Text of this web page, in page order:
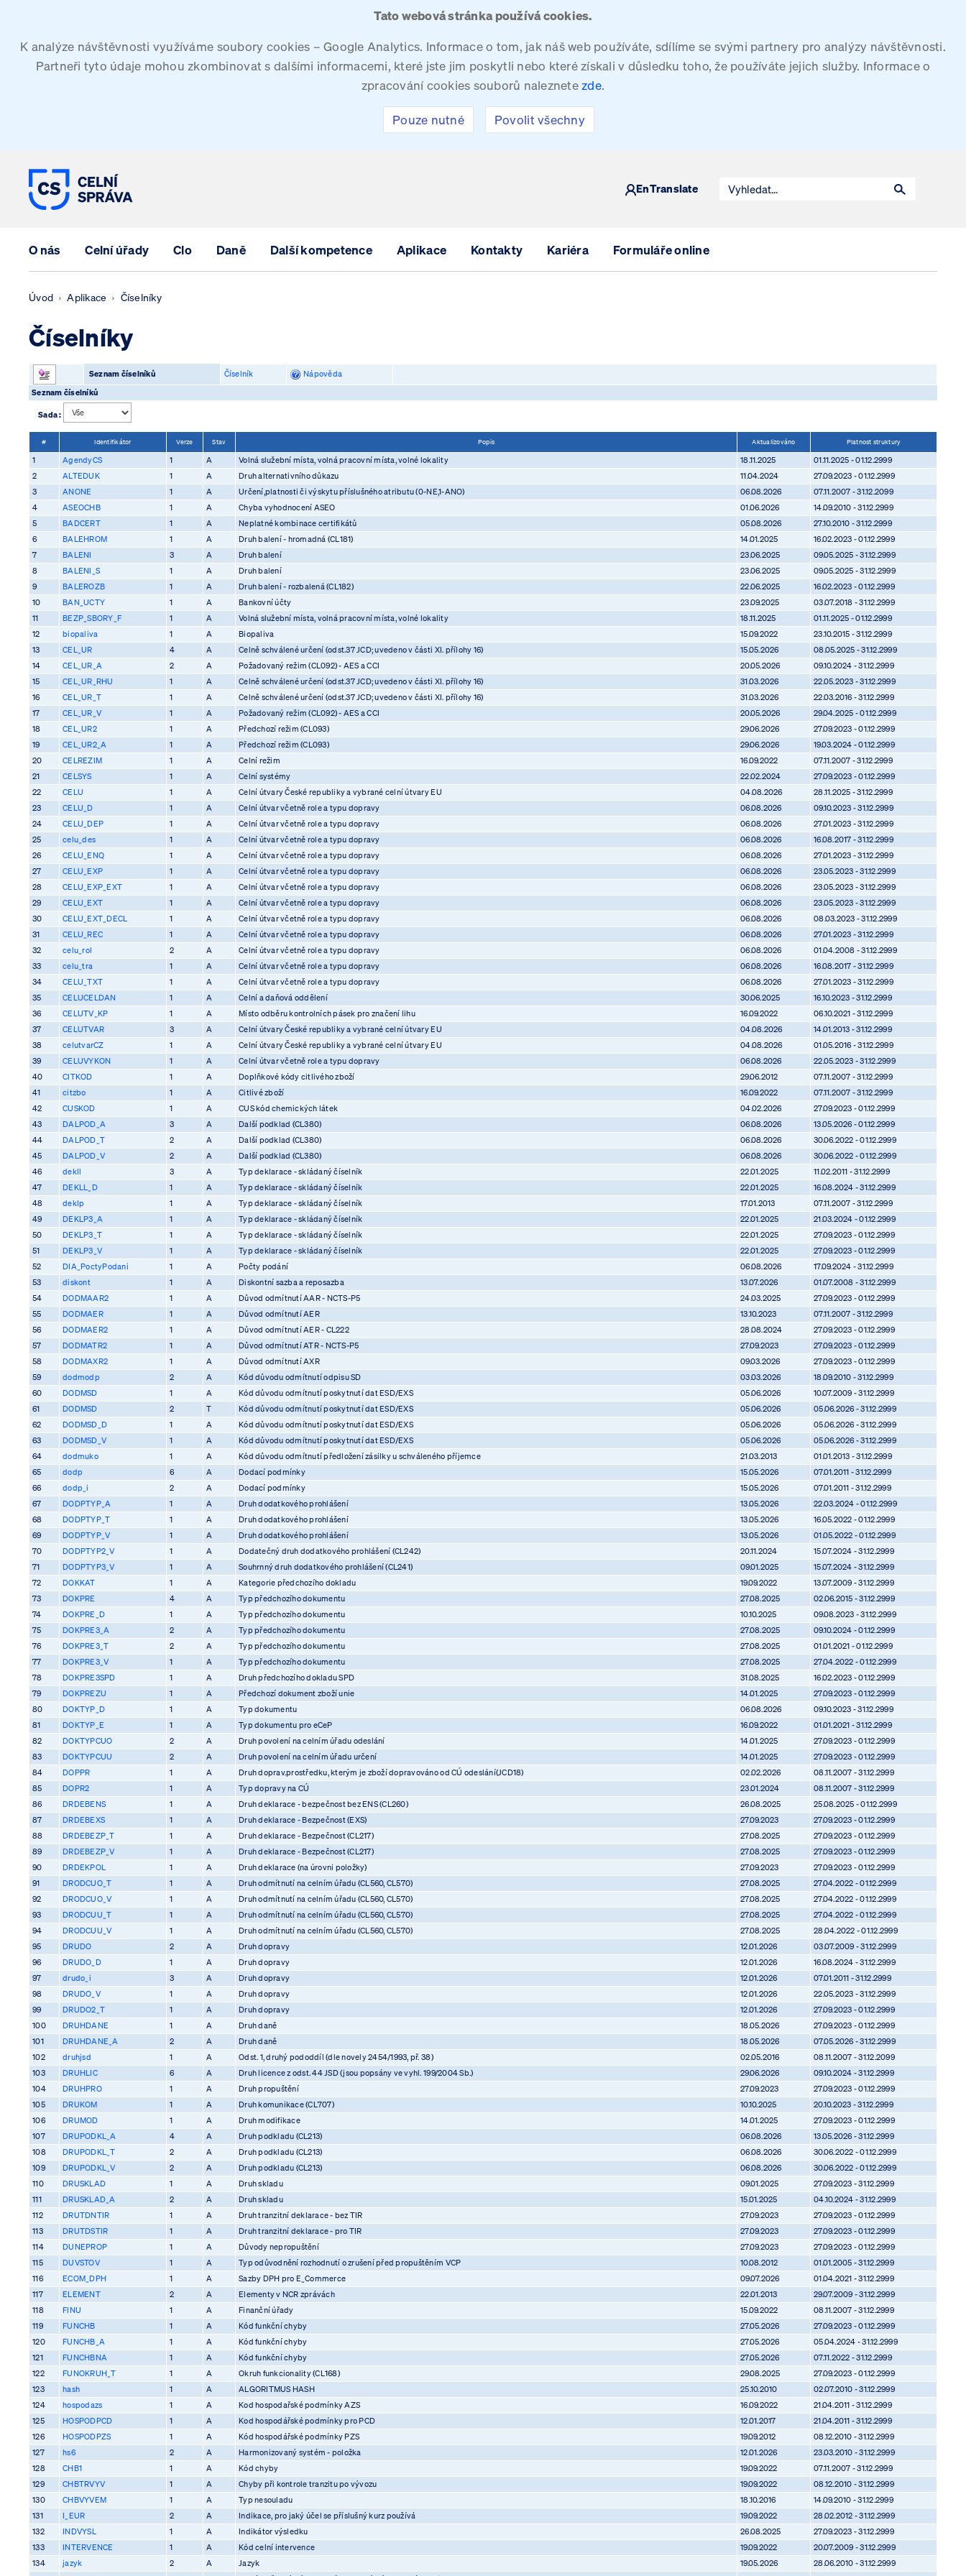
Tato webová stránka používá cookies.
K analýze návštěvnosti využíváme soubory cookies – Google Analytics. Informace o tom, jak náš web používáte, sdílíme se svými partnery pro analýzy návštěvnosti.
Partneři tyto údaje mohou zkombinovat s dalšími informacemi, které jste jim poskytli nebo které získali v důsledku toho, že používáte jejich služby. Informace o
zpracování cookies souborů naleznetezde.
Pouze nutné Povolit všechny
EnTranslate
O nás Celní úřady Clo Daně Další kompetence Aplikace Kontakty Kariéra Formuláře online
Úvod Aplikace Číselníky
Číselníky
Seznam číselníků Číselník
Nápověda
Seznam číselníků
Sada :
# Identifikátor Verze Stav Popis Aktualizováno Platnost struktury
1 AgendyCS 1 A Volná služební místa, volná pracovní místa, volné lokality 18.11.2025
01.11.2025 - 01.12.2999
2
ALTEDUK 1 A Druh alternativního důkazu 11.04.2024
27.09.2023 - 01.12.2999
3
ANONE 1 A Určení,platnosti či výskytu příslušného atributu (0-NE,1-ANO) 06.08.2026
07.11.2007 - 31.12.2099
4
ASEOCHB 1 A Chyba vyhodnocení ASEO 01.06.2026
14.09.2010 - 31.12.2999
5
BADCERT 1 A Neplatné kombinace certifikátů 05.08.2026
27.10.2010 - 31.12.2999
6
BALEHROM 1 A Druh balení - hromadná (CL181) 14.01.2025
16.02.2023 - 01.12.2999
7
BALENI 3 A Druh balení 23.06.2025
09.05.2025 - 31.12.2999
8
BALENI_S 1 A Druh balení 23.06.2025
09.05.2025 - 31.12.2999
9
BALEROZB 1 A Druh balení - rozbalená (CL182) 22.06.2025
16.02.2023 - 01.12.2999
10
BAN_UCTY 1 A Bankovní účty 23.09.2025
03.07.2018 - 31.12.2999
11
BEZP_SBORY_F 1 A Volná služební místa, volná pracovní místa, volné lokality 18.11.2025
01.11.2025 - 01.12.2999
12
biopaliva 1 A Biopaliva 15.09.2022
23.10.2015 - 31.12.2999
13
CEL_UR 4 A Celně schválené určení (odst.37 JCD; uvedeno v části XI. přílohy 16) 15.05.2026
08.05.2025 - 31.12.2999
14
CEL_UR_A 2 A Požadovaný režim (CL092) - AES a CCI 20.05.2026
09.10.2024 - 31.12.2999
15
CEL_UR_RHU 1 A Celně schválené určení (odst.37 JCD; uvedeno v části XI. přílohy 16) 31.03.2026
22.05.2023 - 31.12.2999
16
CEL_UR_T 1 A Celně schválené určení (odst.37 JCD; uvedeno v části XI. přílohy 16) 31.03.2026
22.03.2016 - 31.12.2999
17
CEL_UR_V 1 A Požadovaný režim (CL092) - AES a CCI 20.05.2026
29.04.2025 - 01.12.2999
18
CEL_UR2 1 A Předchozí režim (CL093) 29.06.2026
27.09.2023 - 01.12.2999
19
CEL_UR2_A 1 A Předchozí režim (CL093) 29.06.2026
19.03.2024 - 01.12.2999
20
CELREZIM 1 A Celní režim 16.09.2022
07.11.2007 - 31.12.2999
21
CELSYS 1 A Celní systémy 22.02.2024
27.09.2023 - 01.12.2999
22
CELU 1 A Celní útvary České republiky a vybrané celní útvary EU 04.08.2026
28.11.2025 - 31.12.2999
23
CELU_D 1 A Celní útvar včetně role a typu dopravy 06.08.2026
09.10.2023 - 31.12.2999
24
CELU_DEP 1 A Celní útvar včetně role a typu dopravy 06.08.2026
27.01.2023 - 31.12.2999
25
celu_des 1 A Celní útvar včetně role a typu dopravy 06.08.2026
16.08.2017 - 31.12.2999
26
CELU_ENQ 1 A Celní útvar včetně role a typu dopravy 06.08.2026
27.01.2023 - 31.12.2999
27
CELU_EXP 1 A Celní útvar včetně role a typu dopravy 06.08.2026
23.05.2023 - 31.12.2999
28
CELU_EXP_EXT 1 A Celní útvar včetně role a typu dopravy 06.08.2026
23.05.2023 - 31.12.2999
29
CELU_EXT 1 A Celní útvar včetně role a typu dopravy 06.08.2026
23.05.2023 - 31.12.2999
30
CELU_EXT_DECL 1 A Celní útvar včetně role a typu dopravy 06.08.2026
08.03.2023 - 31.12.2999
31
CELU_REC 1 A Celní útvar včetně role a typu dopravy 06.08.2026
27.01.2023 - 31.12.2999
32
celu_rol 2 A Celní útvar včetně role a typu dopravy 06.08.2026
01.04.2008 - 31.12.2999
33
celu_tra 1 A Celní útvar včetně role a typu dopravy 06.08.2026
16.08.2017 - 31.12.2999
34
CELU_TXT 1 A Celní útvar včetně role a typu dopravy 06.08.2026
27.01.2023 - 31.12.2999
35
CELUCELDAN 1 A Celní a daňová oddělení 30.06.2025
16.10.2023 - 31.12.2999
36
CELUTV_KP 1 A Místo odběru kontrolních pásek pro značení lihu 16.09.2022
06.10.2021 - 31.12.2999
37
CELUTVAR 3 A Celní útvary České republiky a vybrané celní útvary EU 04.08.2026
14.01.2013 - 31.12.2999
38
celutvarCZ 1 A Celní útvary České republiky a vybrané celní útvary EU 04.08.2026
01.05.2016 - 31.12.2999
39
CELUVYKON 1 A Celní útvar včetně role a typu dopravy 06.08.2026
22.05.2023 - 31.12.2999
40
CITKOD 1 A Doplňkové kódy citlivého zboží 29.06.2012
07.11.2007 - 31.12.2999
41
citzbo 1 A Citlivé zboží 16.09.2022
07.11.2007 - 31.12.2999
42
CUSKOD 1 A CUS kód chemických látek 04.02.2026
27.09.2023 - 01.12.2999
43
DALPOD_A 3 A Další podklad (CL380) 06.08.2026
13.05.2026 - 01.12.2999
44
DALPOD_T 2 A Další podklad (CL380) 06.08.2026
30.06.2022 - 01.12.2999
45
DALPOD_V 2 A Další podklad (CL380) 06.08.2026
30.06.2022 - 01.12.2999
46
dekll 3 A Typ deklarace - skládaný číselník 22.01.2025
11.02.2011 - 31.12.2999
47
DEKLL_D 1 A Typ deklarace - skládaný číselník 22.01.2025
16.08.2024 - 31.12.2999
48
deklp 1 A Typ deklarace - skládaný číselník 17.01.2013
07.11.2007 - 31.12.2999
49
DEKLP3_A 1 A Typ deklarace - skládaný číselník 22.01.2025
21.03.2024 - 01.12.2999
50
DEKLP3_T 1 A Typ deklarace - skládaný číselník 22.01.2025
27.09.2023 - 01.12.2999
51
DEKLP3_V 1 A Typ deklarace - skládaný číselník 22.01.2025
27.09.2023 - 01.12.2999
52
DIA_PoctyPodani 1 A Počty podání 06.08.2026
17.09.2024 - 31.12.2999
53
diskont 1 A Diskontní sazba a reposazba 13.07.2026
01.07.2008 - 31.12.2999
54
DODMAAR2 1 A Důvod odmítnutí AAR - NCTS-P5 24.03.2025
27.09.2023 - 01.12.2999
55
DODMAER 1 A Důvod odmítnutí AER 13.10.2023
07.11.2007 - 31.12.2999
56
DODMAER2 1 A Důvod odmítnutí AER - CL222 28.08.2024
27.09.2023 - 01.12.2999
57
DODMATR2 1 A Důvod odmítnutí ATR - NCTS-P5 27.09.2023
27.09.2023 - 01.12.2999
58
DODMAXR2 1 A Důvod odmítnutí AXR 09.03.2026
27.09.2023 - 01.12.2999
59
dodmodp 2 A Kód důvodu odmítnutí odpisu SD 03.03.2026
18.09.2010 - 31.12.2999
60
DODMSD 1 A Kód důvodu odmítnutí poskytnutí dat ESD/EXS 05.06.2026
10.07.2009 - 31.12.2999
61
DODMSD 2 T Kód důvodu odmítnutí poskytnutí dat ESD/EXS 05.06.2026
05.06.2026 - 31.12.2999
62
DODMSD_D 1 A Kód důvodu odmítnutí poskytnutí dat ESD/EXS 05.06.2026
05.06.2026 - 31.12.2999
63
DODMSD_V 1 A Kód důvodu odmítnutí poskytnutí dat ESD/EXS 05.06.2026
05.06.2026 - 31.12.2999
64
dodmuko 1 A Kód důvodu odmítnutí předložení zásilky u schváleného příjemce 21.03.2013
01.01.2013 - 31.12.2999
65
dodp 6 A Dodací podmínky 15.05.2026
07.01.2011 - 31.12.2999
66
dodp_i 2 A Dodací podmínky 15.05.2026
07.01.2011 - 31.12.2999
67
DODPTYP_A 1 A Druh dodatkového prohlášení 13.05.2026
22.03.2024 - 01.12.2999
68
DODPTYP_T 1 A Druh dodatkového prohlášení 13.05.2026
16.05.2022 - 01.12.2999
69
DODPTYP_V 1 A Druh dodatkového prohlášení 13.05.2026
01.05.2022 - 01.12.2999
70
DODPTYP2_V 1 A Dodatečný druh dodatkového prohlášení (CL242) 20.11.2024
15.07.2024 - 31.12.2999
71
DODPTYP3_V 1 A Souhrnný druh dodatkového prohlášení (CL241) 09.01.2025
15.07.2024 - 31.12.2999
72
DOKKAT 1 A Kategorie předchozího dokladu 19.09.2022
13.07.2009 - 31.12.2999
73
DOKPRE 4 A Typ předchozího dokumentu 27.08.2025
02.06.2015 - 31.12.2999
74
DOKPRE_D 1 A Typ předchozího dokumentu 10.10.2025
09.08.2023 - 31.12.2999
75
DOKPRE3_A 2 A Typ předchozího dokumentu 27.08.2025
09.10.2024 - 01.12.2999
76
DOKPRE3_T 2 A Typ předchozího dokumentu 27.08.2025
01.01.2021 - 01.12.2999
77
DOKPRE3_V 1 A Typ předchozího dokumentu 27.08.2025
27.04.2022 - 01.12.2999
78
DOKPRE3SPD 1 A Druh předchozího dokladu SPD 31.08.2025
16.02.2023 - 01.12.2999
79
DOKPREZU 1 A Předchozí dokument zboží unie 14.01.2025
27.09.2023 - 01.12.2999
80
DOKTYP_D 1 A Typ dokumentu 06.08.2026
09.10.2023 - 31.12.2999
81
DOKTYP_E 1 A Typ dokumentu pro eCeP 16.09.2022
01.01.2021 - 31.12.2999
82
DOKTYPCUO 2 A Druh povolení na celním úřadu odeslání 14.01.2025
27.09.2023 - 01.12.2999
83
DOKTYPCUU 2 A Druh povolení na celním úřadu určení 14.01.2025
27.09.2023 - 01.12.2999
84
DOPPR 1 A Druh doprav.prostředku, kterým je zboží dopravováno od CÚ odeslání(JCD18) 02.02.2026
08.11.2007 - 31.12.2999
85
DOPR2 1 A Typ dopravy na CÚ 23.01.2024
08.11.2007 - 31.12.2999
86
DRDEBENS 1 A Druh deklarace - bezpečnost bez ENS (CL260) 26.08.2025
25.08.2025 - 01.12.2999
87
DRDEBEXS 1 A Druh deklarace - Bezpečnost (EXS) 27.09.2023
27.09.2023 - 01.12.2999
88
DRDEBEZP_T 1 A Druh deklarace - Bezpečnost (CL217) 27.08.2025
27.09.2023 - 01.12.2999
89
DRDEBEZP_V 1 A Druh deklarace - Bezpečnost (CL217) 27.08.2025
27.09.2023 - 01.12.2999
90
DRDEKPOL 1 A Druh deklarace (na úrovni položky) 27.09.2023
27.09.2023 - 01.12.2999
91
DRODCUO_T 1 A Druh odmítnutí na celním úřadu (CL560, CL570) 27.08.2025
27.04.2022 - 01.12.2999
92
DRODCUO_V 1 A Druh odmítnutí na celním úřadu (CL560, CL570) 27.08.2025
27.04.2022 - 01.12.2999
93
DRODCUU_T 1 A Druh odmítnutí na celním úřadu (CL560, CL570) 27.08.2025
27.04.2022 - 01.12.2999
94
DRODCUU_V 1 A Druh odmítnutí na celním úřadu (CL560, CL570) 27.08.2025
28.04.2022 - 01.12.2999
95
DRUDO 2 A Druh dopravy 12.01.2026
03.07.2009 - 31.12.2999
96
DRUDO_D 1 A Druh dopravy 12.01.2026
16.08.2024 - 31.12.2999
97
drudo_i 3 A Druh dopravy 12.01.2026
07.01.2011 - 31.12.2999
98
DRUDO_V 1 A Druh dopravy 12.01.2026
22.05.2023 - 31.12.2999
99
DRUDO2_T 1 A Druh dopravy 12.01.2026
27.09.2023 - 01.12.2999
100
DRUHDANE 1 A Druh daně 18.05.2026
27.09.2023 - 01.12.2999
101
DRUHDANE_A 2 A Druh daně 18.05.2026
07.05.2026 - 31.12.2999
102
druhjsd 1 A Odst. 1, druhý pododdíl (dle novely 2454/1993, př. 38) 02.05.2016
08.11.2007 - 31.12.2099
103
DRUHLIC 6 A Druh licence z odst. 44 JSD (jsou popsány ve vyhl. 199/2004 Sb.) 29.06.2026
09.10.2024 - 31.12.2999
104
DRUHPRO 1 A Druh propuštění 27.09.2023
27.09.2023 - 01.12.2999
105
DRUKOM 1 A Druh komunikace (CL707) 10.10.2025
20.10.2023 - 31.12.2999
106
DRUMOD 1 A Druh modifikace 14.01.2025
27.09.2023 - 01.12.2999
107
DRUPODKL_A 4 A Druh podkladu (CL213) 06.08.2026
13.05.2026 - 31.12.2999
108
DRUPODKL_T 2 A Druh podkladu (CL213) 06.08.2026
30.06.2022 - 01.12.2999
109
DRUPODKL_V 2 A Druh podkladu (CL213) 06.08.2026
30.06.2022 - 01.12.2999
110
DRUSKLAD 1 A Druh skladu 09.01.2025
27.09.2023 - 31.12.2999
111
DRUSKLAD_A 2 A Druh skladu 15.01.2025
04.10.2024 - 31.12.2999
112
DRUTDNTIR 1 A Druh tranzitní deklarace - bez TIR 27.09.2023
27.09.2023 - 01.12.2999
113
DRUTDSTIR 1 A Druh tranzitní deklarace - pro TIR 27.09.2023
27.09.2023 - 01.12.2999
114
DUNEPROP 1 A Důvody nepropuštění 27.09.2023
27.09.2023 - 01.12.2999
115
DUVSTOV 1 A Typ odůvodnění rozhodnutí o zrušení před propuštěním VCP 10.08.2012
01.01.2005 - 31.12.2999
116
ECOM_DPH 1 A Sazby DPH pro E_Commerce 09.07.2026
01.04.2021 - 31.12.2999
117
ELEMENT 2 A Elementy v NCR zprávách 22.01.2013
29.07.2009 - 31.12.2999
118
FINU 1 A Finanční úřady 15.09.2022
08.11.2007 - 31.12.2999
119
FUNCHB 1 A Kód funkční chyby 27.05.2026
27.09.2023 - 01.12.2999
120
FUNCHB_A 1 A Kód funkční chyby 27.05.2026
05.04.2024 - 31.12.2999
121
FUNCHBNA 1 A Kód funkční chyby 27.05.2026
07.11.2022 - 31.12.2999
122
FUNOKRUH_T 1 A Okruh funkcionality (CL168) 29.08.2025
27.09.2023 - 01.12.2999
123
hash 1 A ALGORITMUS HASH 25.10.2010
02.07.2010 - 31.12.2999
124
hospodazs 1 A Kod hospodařské podmínky AZS 16.09.2022
21.04.2011 - 31.12.2999
125
HOSPODPCD 1 A Kod hospodářské podmínky pro PCD 12.01.2017
21.04.2011 - 31.12.2999
126
HOSPODPZS 1 A Kód hospodářské podmínky PZS 19.09.2012
08.12.2010 - 31.12.2999
127
hs6 2 A Harmonizovaný systém - položka 12.01.2026
23.03.2010 - 31.12.2999
128
CHB1 1 A Kód chyby 19.09.2022
07.11.2007 - 31.12.2999
129
CHBTRVYV 1 A Chyby při kontrole tranzitu po vývozu 19.09.2022
08.12.2010 - 31.12.2999
130
CHBVYVEM 1 A Typ nesouladu 18.10.2016
14.09.2010 - 31.12.2999
131
I_EUR 2 A Indikace, pro jaký účel se příslušný kurz používá 19.09.2022
28.02.2012 - 31.12.2999
132
INDVYSL 1 A Indikátor výsledku 26.08.2025
27.09.2023 - 31.12.2999
133
INTERVENCE 1 A Kód celní intervence 19.09.2022
20.07.2009 - 31.12.2999
134
jazyk 2 A Jazyk 19.05.2026
28.06.2010 - 31.12.2999